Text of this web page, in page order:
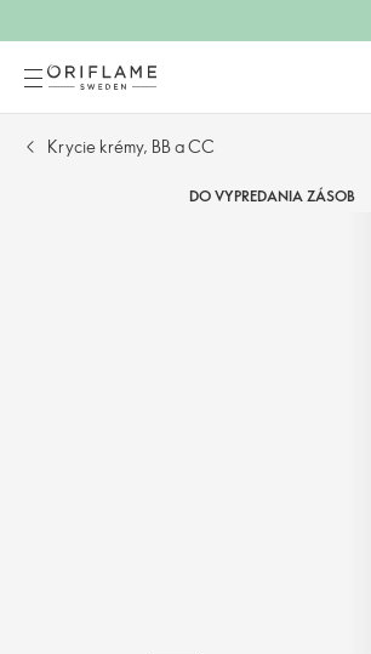
Krycie krémy, BB a CC
DO VYPREDANIA ZÁSOB